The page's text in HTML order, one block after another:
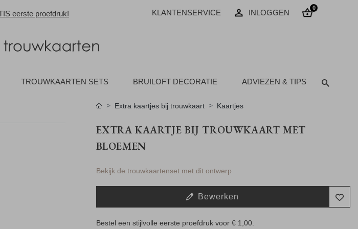
eerste proefdruk! KLANTENSERVICE INLOGGEN
0
TROUWKAARTEN SETS BRUILOFT DECORATIE ADVIEZEN & TIPS
Extra kaartjes bij trouwkaart Kaartjes
EXTRA KAARTJE BIJ TROUWKAART MET
BLOEMEN
Bekijk de trouwkaartenset met dit ontwerp
Bewerken
Bestel een stijlvolle eerste proefdruk voor € 1,00.